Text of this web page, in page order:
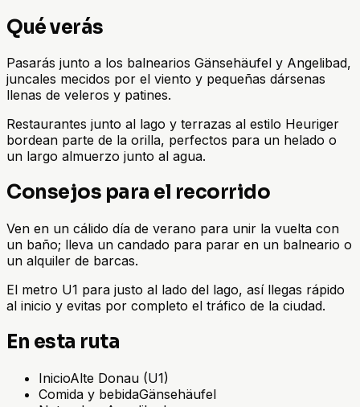
Qué verás
Pasarás junto a los balnearios Gänsehäufel y Angelibad,
juncales mecidos por el viento y pequeñas dársenas
llenas de veleros y patines.
Restaurantes junto al lago y terrazas al estilo Heuriger
bordean parte de la orilla, perfectos para un helado o
un largo almuerzo junto al agua.
Consejos para el recorrido
Ven en un cálido día de verano para unir la vuelta con
un baño; lleva un candado para parar en un balneario o
un alquiler de barcas.
El metro U1 para justo al lado del lago, así llegas rápido
al inicio y evitas por completo el tráfico de la ciudad.
En esta ruta
InicioAlte Donau (U1)
Comida y bebidaGänsehäufel